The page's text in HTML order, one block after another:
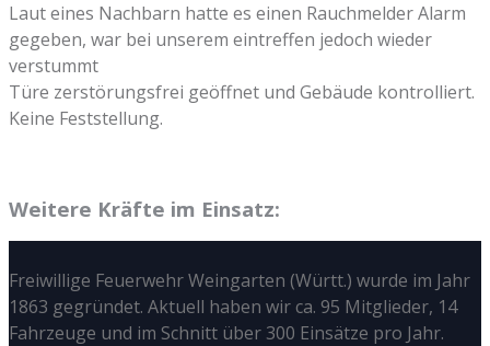
Laut eines Nachbarn hatte es einen Rauchmelder Alarm
gegeben, war bei unserem eintreffen jedoch wieder
verstummt
Türe zerstörungsfrei geöffnet und Gebäude kontrolliert.
Keine Feststellung.
Weitere Kräfte im Einsatz:
Freiwillige Feuerwehr Weingarten (Württ.) wurde im Jahr
1863 gegründet. Aktuell haben wir ca. 95 Mitglieder, 14
Fahrzeuge und im Schnitt über 300 Einsätze pro Jahr.